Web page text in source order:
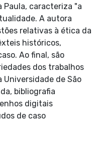
Paula, caracteriza "a
A autora
relativas à ética da
históricos,
Ao final, são
dos trabalhos
de São
bibliografia
digitais
de caso